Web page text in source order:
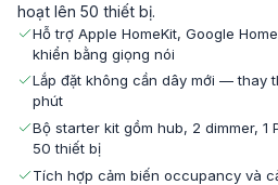
hoạt lên 50 thiết bị.
Hỗ trợ Apple HomeKit, Google
khiển bằng giọng nói
Lắp đặt không cần dây mới — thay
phút
Bộ starter kit gồm hub, 2 dimmer,
50 thiết bị
Tích hợp cảm biến occupancy và